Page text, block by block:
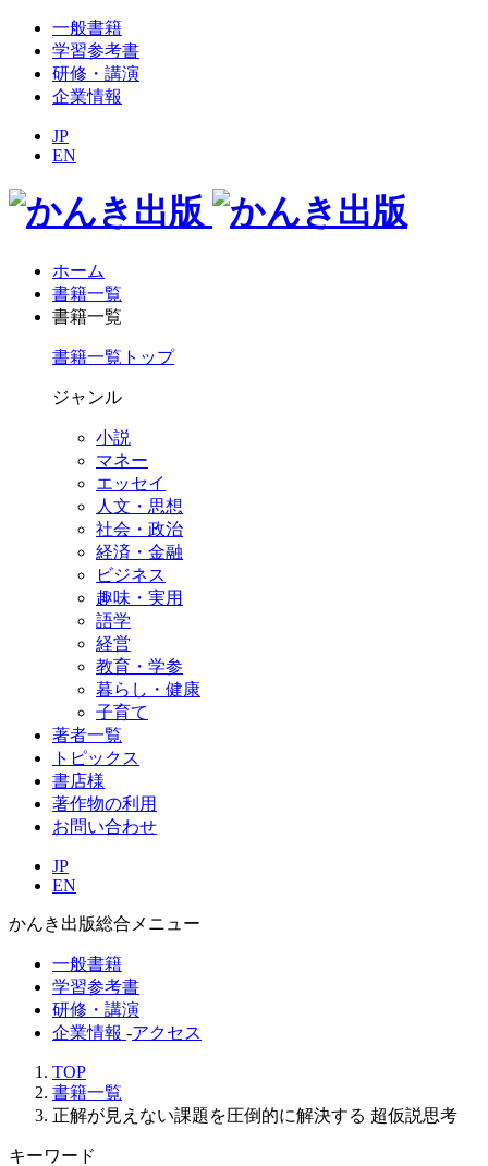
一般書籍
学習参考書
研修・講演
企業情報
JP
EN
ホーム
書籍一覧
書籍一覧
書籍一覧トップ
ジャンル
小説
マネー
エッセイ
人文・思想
社会・政治
経済・金融
ビジネス
趣味・実用
語学
経営
教育・学参
暮らし・健康
子育て
著者一覧
トピックス
書店様
著作物の利用
お問い合わせ
JP
EN
かんき出版総合メニュー
一般書籍
学習参考書
研修・講演
企業情報 -アクセス
TOP
書籍一覧
正解が見えない課題を圧倒的に解決する 超仮説思考
キーワード